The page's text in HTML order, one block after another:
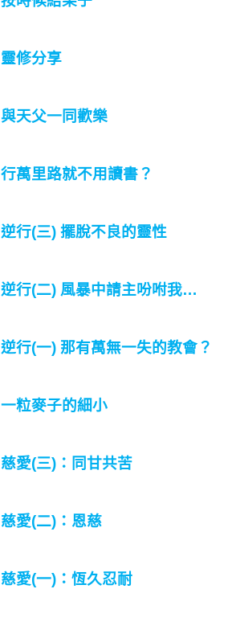
靈修分享
與天父一同歡樂
行萬里路就不用讀書？
逆行(三) 擺脫不良的靈性
逆行(二) 風暴中請主吩咐我…
逆行(一) 那有萬無一失的教會？
一粒麥子的細小
慈愛(三)：同甘共苦
慈愛(二)：恩慈
慈愛(一)：恆久忍耐